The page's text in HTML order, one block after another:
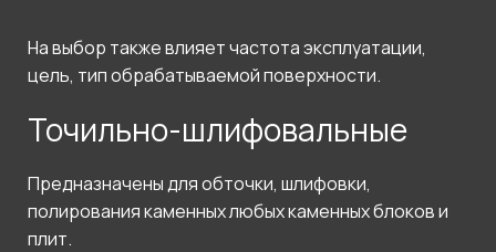
На выбор также влияет частота эксплуатации,
цель, тип обрабатываемой поверхности.
Точильно-шлифовальные
Предназначены для обточки, шлифовки,
полирования каменных любых каменных блоков и
плит.